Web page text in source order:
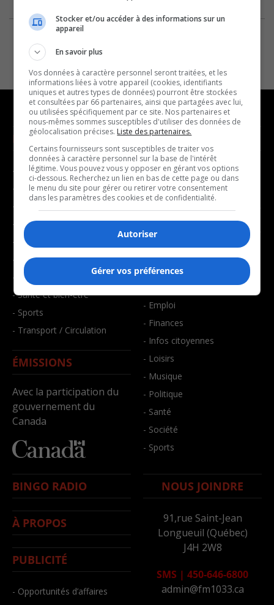
NOUVELLES
- Affaires municipales
- Communauté / Social
- Culture
- Économie
- Éducation
- Environnement
- Faits divers
- Santé et bien-être
- Sports
- Transport / Circulation
ÉMISSIONS
Avec la participation du
gouvernement du
Canada
MUSIQUE
- Décompte franco
- Joué récemment
BALADOS
- Art de vivre
- Bien-être
- Emploi
- Finances
- Infos citoyennes
- Loisirs
- Musique
- Politique
- Santé
- Société
- Sports
BINGO RADIO
À PROPOS
PUBLICITÉ
- Opportunités d’affaires
NOUS JOINDRE
91,rue Saint-Jean
Longueuil (Québec)
J4H 2W8
SMS | 450-646-6800
admin@fm1033.ca
Stocker et/ou accéder à des informations sur un
appareil
En savoir plus
Vos données à caractère personnel seront traitées, et les
informations liées à votre appareil (cookies, identifiants
uniques et autres types de données) pourront être stockées
et consultées par 66 partenaires, ainsi que partagées avec lui,
ou utilisées spécifiquement par ce site. Nos partenaires et
nous-mêmes sommes susceptibles d'utiliser des données de
géolocalisation précises. Liste des partenaires.
Certains fournisseurs sont susceptibles de traiter vos
données à caractère personnel sur la base de l'intérêt
légitime. Vous pouvez vous y opposer en gérant vos options
ci-dessous. Recherchez un lien en bas de cette page ou dans
le menu du site pour gérer ou retirer votre consentement
dans les paramètres des cookies et de confidentialité.
Autoriser
Gérer vos préférences